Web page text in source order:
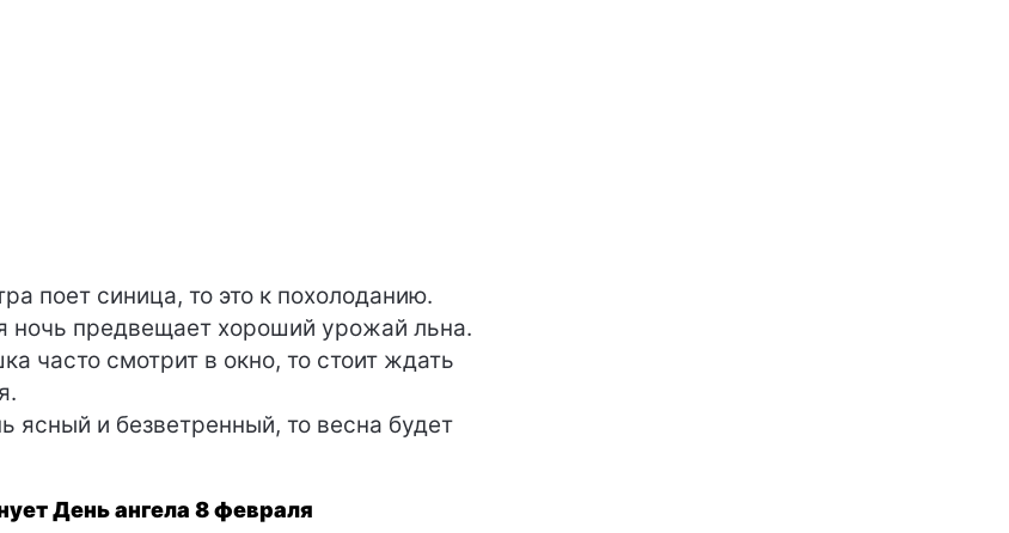
поет синица, то это к похолоданию.
ночь предвещает хороший урожай льна.
часто смотрит в окно, то стоит ждать
ясный и безветренный, то весна будет
День ангела 8 февраля